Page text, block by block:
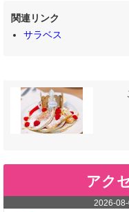
関連リンク
サラベス
アク
2026-